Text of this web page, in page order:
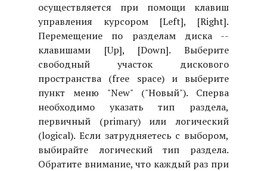
осуществляется при помощи клавиш
управления курсором [Left], [Right].
Перемещение по разделам диска --
клавишами [Up], [Down]. Выберите
свободный участок дискового
пространства (free space) и выберите
пункт меню "New" ("Новый"). Сперва
необходимо указать тип раздела,
первичный (primary) или логический
(logical). Если затрудняетесь с выбором,
выбирайте логический тип раздела.
Обратите внимание, что каждый раз при